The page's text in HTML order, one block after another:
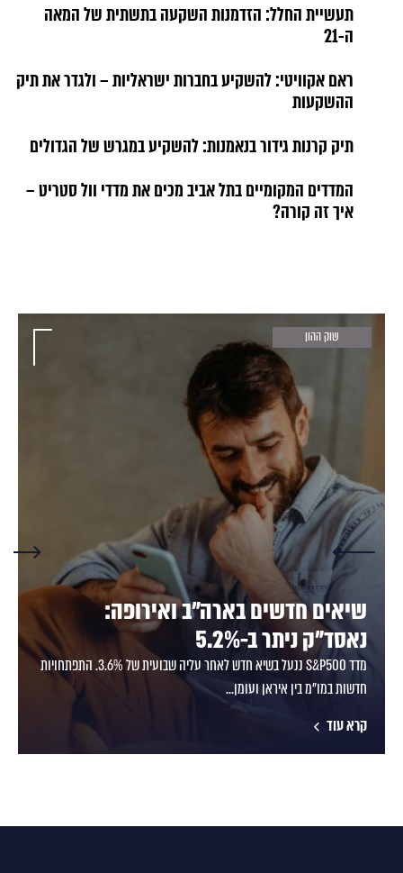
תעשיית החלל: הזדמנות השקעה בתשתית של המאה
ה-21
ראם אקוויטי: להשקיע בחברות ישראליות – ולגדר את תיק
ההשקעות
תיק קרנות גידור בנאמנות: להשקיע במגרש של הגדולים
המדדים המקומיים בתל אביב מכים את מדדי וול סטריט –
איך זה קורה?
שוק ההון
שיאים חדשים בארה"ב ואירופה:
נאסד"ק ניתר ב-5.2%
מדד S&P500 ננעל בשיא חדש לאחר עליה שבועית של 3.6%. התפתחויות
חדשות במו"מ בין איראן ועומן...
קרא עוד